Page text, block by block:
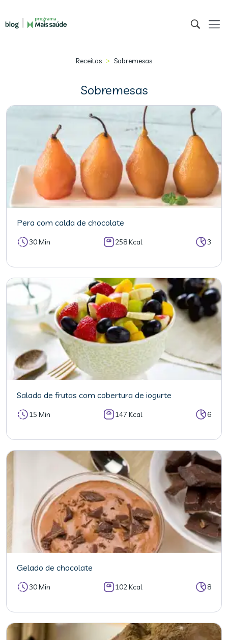
Receitas > Sobremesas
Sobremesas
Pera com calda de chocolate
30 Min 258 Kcal 3
Salada de frutas com cobertura de iogurte
15 Min 147 Kcal 6
Gelado de chocolate
30 Min 102 Kcal 8